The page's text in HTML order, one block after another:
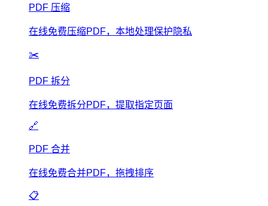
PDF 压缩
在线免费压缩PDF，本地处理保护隐私
✂️
PDF 拆分
在线免费拆分PDF，提取指定页面
🔗
PDF 合并
在线免费合并PDF，拖拽排序
📋